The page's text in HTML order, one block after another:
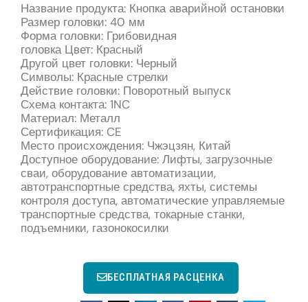
Название продукта: Кнопка аварийной остановки
Размер головки: 40 мм
Форма головки: Грибовидная
головка Цвет: Красный
Другой цвет головки: Черный
Символы: Красные стрелки
Действие головки: Поворотный выпуск
Схема контакта: 1NC
Материал: Металл
Сертификация: CE
Место происхождения: Чжэцзян, Китай
Доступное оборудование: Лифты, загрузочные
сваи, оборудование автоматизации,
автотранспортные средства, яхты, системы
контроля доступа, автоматические управляемые
транспортные средства, токарные станки,
подъемники, газонокосилки
БЕСПЛАТНАЯ РАСЦЕНКА